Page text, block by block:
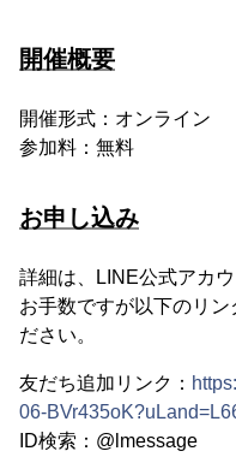
開催概要
開催形式：オンライン
参加料：無料
お申し込み
詳細は、LINE公式アカ
お手数ですが以下のリン
ださい。
友だち追加リンク：
06-
ID検索：@lmessage